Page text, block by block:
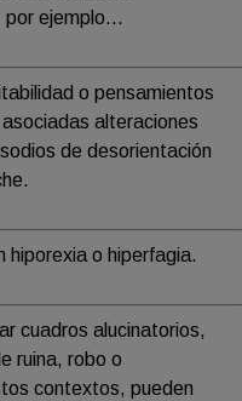
por ejemplo…
o pensamientos
alteraciones
de desorientación
hiporexia o hiperfagia.
cuadros alucinatorios,
ruina, robo o
contextos, pueden